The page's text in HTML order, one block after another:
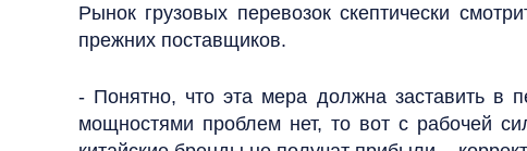
Рынок грузовых перевозок скептически
прежних поставщиков.
- Понятно, что эта мера должна заставить в
мощностями проблем нет, то вот с рабочей